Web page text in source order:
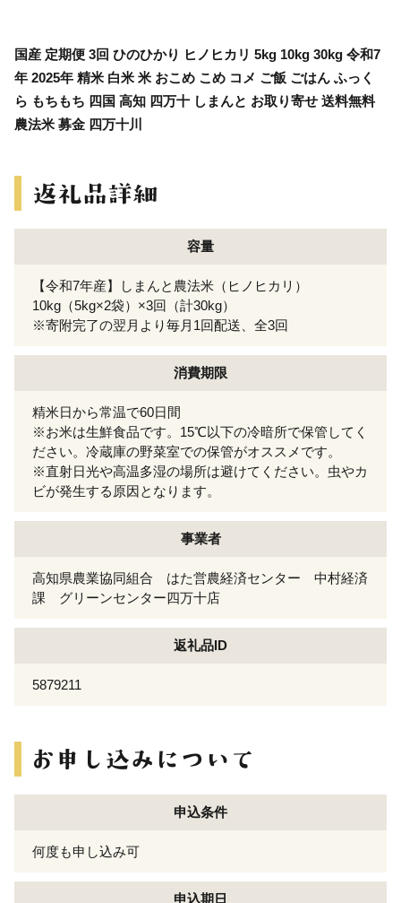
国産 定期便 3回 ひのひかり ヒノヒカリ 5kg 10kg 30kg 令和7
年 2025年 精米 白米 米 おこめ こめ コメ ご飯 ごはん ふっく
ら もちもち 四国 高知 四万十 しまんと お取り寄せ 送料無料
農法米 募金 四万十川
容量
【令和7年産】しまんと農法米（ヒノヒカリ）
10kg（5kg×2袋）×3回（計30kg）
※寄附完了の翌月より毎月1回配送、全3回
消費期限
精米日から常温で60日間
※お米は生鮮食品です。15℃以下の冷暗所で保管してく
ださい。冷蔵庫の野菜室での保管がオススメです。
※直射日光や高温多湿の場所は避けてください。虫やカ
ビが発生する原因となります。
事業者
高知県農業協同組合 はた営農経済センター 中村経済
課 グリーンセンター四万十店
返礼品ID
5879211
申込条件
何度も申し込み可
申込期日